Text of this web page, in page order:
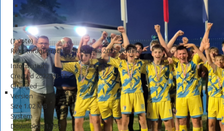
(1 vote)
Registrirani igrači do 11. ožujka 2022. godine
Information
Created 2022-03-11
Changed
Version
Size 1.02 MB
System
Downloads 1,193